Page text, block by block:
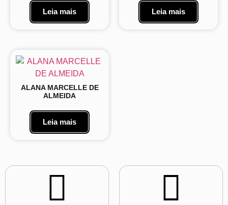
Leia mais Leia mais
ALANA MARCELLE DE
ALMEIDA
Leia mais